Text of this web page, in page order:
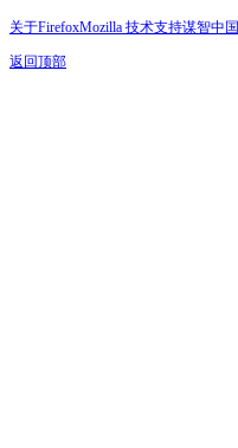
关于FirefoxMozilla 技术支持谋智中国
返回顶部